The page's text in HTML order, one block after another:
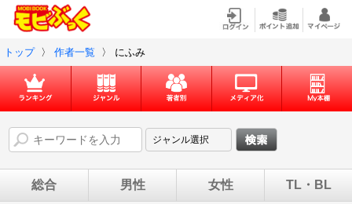
トップ 〉 作者一覧 〉 にふみ
総合 男性 女性 TL・BL